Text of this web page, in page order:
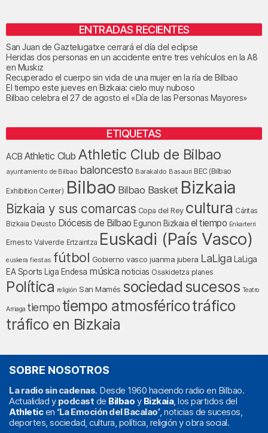
ENTRADAS RECIENTES
San Juan de Gaztelugatxe cerrará el día del eclipse
Heridas dos personas en un accidente entre tres vehículos en la A8
en Muskiz
Recuperado el cuerpo sin vida de una mujer en la ría de Bilbao
El tiempo este jueves en Bizkaia: cielo muy nuboso
Bilbao celebra el 27 de agosto el «Día de las Personas Mayores»
ETIQUETAS
ACB Athletic Club Athletic Club de Bilbao
ayuntamiento de Bilbao baloncesto Barakaldo Basauri BEC (Bilbao
Exhibition Center) Bilbao Bilbao Basket Bizkaia
Bizkaia y sus comarcas Copa del Rey cultura Cáritas
Bizkaia Deusto Diócesis de Bilbao Egunon Bizkaia el tiempo Enkarterri
Ernesto Valverde Ertzaintza Euskadi (País Vasco)
euskera fiestas fútbol Gobierno vasco juanma jubera LaLiga LaLiga
EA Sports Liga Endesa música noticias Osakidetza planes
Política religión San Mamés sociedad sucesos Teatro
Arriaga tiempo tiempo atmosféricotráfico
tráfico en Bizkaia
SOBRE NOSOTROS
La radio sin cadenas. Desde 1960 haciendo radio en Bilbao.
Actualidad y podcast de Bilbao y Bizkaia, los partidos del
Athleticen ‘La Emoción del Bacalao’, noticias de sucesos,
deportes, sociedad, cultura, política, religión y obra social.